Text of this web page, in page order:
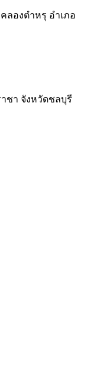
ลองตำหรุ อำเภอ
ชา จังหวัดชลบุรี